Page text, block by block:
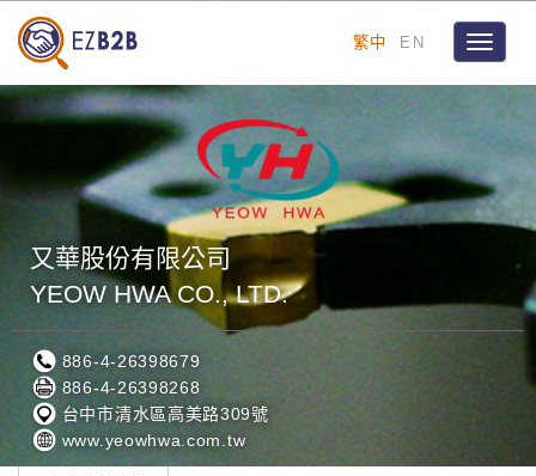
繁中 EN
Toggle
又華股份有限公司
YEOW HWA CO., LTD.
886-4-26398679
886-4-26398268
台中市清水區高美路309號
www.yeowhwa.com.tw